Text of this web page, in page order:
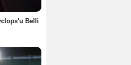
Belli